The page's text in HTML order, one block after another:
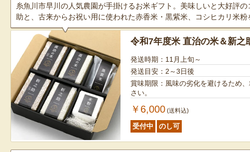
糸魚川市早川の人気農園が手掛けるお米ギフト。美味しいと大好評
助と、古来からお祝い用に使われた赤香米・黒紫米、コシヒカリ米粉
令和7年度米 直治の米＆新之
発送時期：11月上旬～
発送目安：2～3日後
賞味期限：風味の劣化を避けるため
さい。
￥6,000 (送料込)
受付中 のし可